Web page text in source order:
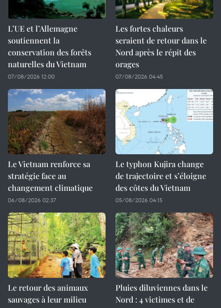
L’UE et l’Allemagne
soutiennent la
conservation des forêts
naturelles du Vietnam
07/08/2026 12:00
Les fortes chaleurs
seraient de retour dans le
Nord après le répit des
orages
07/08/2026 04:45
Le Vietnam renforce sa
stratégie face au
changement climatique
06/08/2026 02:37
Le typhon Kujira change
de trajectoire et s’éloigne
des côtes du Vietnam
05/08/2026 04:15
Le retour des animaux
sauvages à leur milieu
Pluies diluviennes dans le
Nord : 4 victimes et de